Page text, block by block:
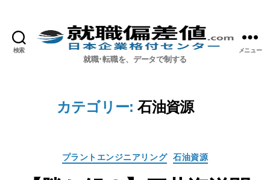
検索 就職偏差値.com【公式】
就職･転職を、データで制する
メニュー
カテゴリー: 石油資源
カ
プラントエンジニアリング 石油資源